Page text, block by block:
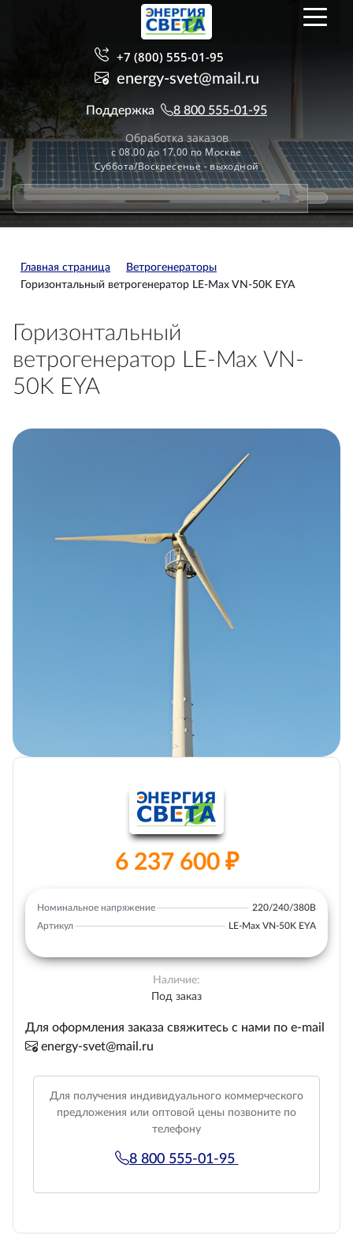
+7 (800) 555-01-95
energy-svet@mail.ru
Поддержка 8 800 555-01-95
Обработка заказов
с 08.00 до 17.00 по Москве
Суббота/Воскресенье - выходной
Главная страница
Ветрогенераторы
Горизонтальный ветрогенератор LE-Max VN-50K EYA
Горизонтальный
ветрогенератор LE-Max VN-
50K EYA
6 237 600 ₽
Номинальное напряжение
220/240/380В
Артикул
LE-Max VN-50K EYA
Наличие:
Под заказ
Для оформления заказа свяжитесь с нами по e-mail
energy-svet@mail.ru
Для получения индивидуального коммерческого
предложения или оптовой цены позвоните по
телефону
8 800 555-01-95